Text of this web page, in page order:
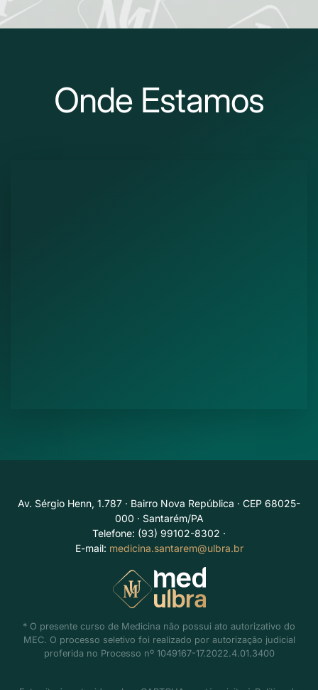
Onde Estamos
Av. Sérgio Henn, 1.787 · Bairro Nova República · CEP 68025-
000 · Santarém/PA
Telefone: (93) 99102-8302 ·
E-mail: medicina.santarem@ulbra.br
* O presente curso de Medicina não possui ato autorizativo do
MEC. O processo seletivo foi realizado por autorização judicial
proferida no Processo nº 1049167-17.2022.4.01.3400